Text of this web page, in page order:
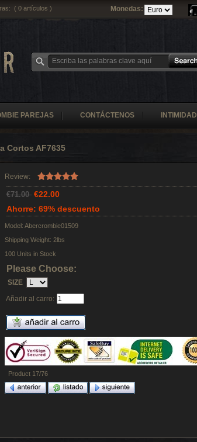
( 0 artículos ) Monedas:
PAREJAS CONTÁCTENOS INTIMIDAD
Cortos AF7635
Review:
€71.00 €22.00
Ahorre: 69% descuento
Model: Abercrombie01509
Shipping Weight: 2lbs
100 Units in Stock
Please Choose:
SIZE
Añadir al carro:
Product 17/76